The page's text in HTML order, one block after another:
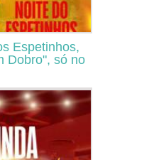
Espetinhos,
Dobro", só no